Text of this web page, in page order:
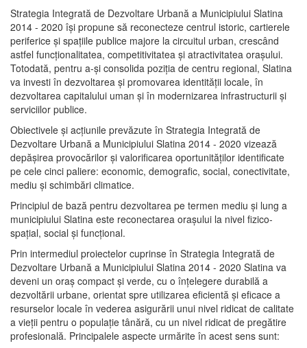
Strategia Integrată de Dezvoltare Urbană a Municipiului Slatina
2014 - 2020 își propune să reconecteze centrul istoric, cartierele
periferice şi spaţiile publice majore la circuitul urban, crescând
astfel funcţionalitatea, competitivitatea şi atractivitatea oraşului.
Totodată, pentru a-şi consolida poziţia de centru regional, Slatina
va investi în dezvoltarea şi promovarea identităţii locale, în
dezvoltarea capitalului uman şi în modernizarea infrastructurii şi
serviciilor publice.
Obiectivele şi acţiunile prevăzute în Strategia Integrată de
Dezvoltare Urbană a Municipiului Slatina 2014 - 2020 vizează
depășirea provocărilor şi valorificarea oportunităţilor identificate
pe cele cinci paliere: economic, demografic, social, conectivitate,
mediu şi schimbări climatice.
Principiul de bază pentru dezvoltarea pe termen mediu şi lung a
municipiului Slatina este reconectarea oraşului la nivel fizico-
spaţial, social şi funcţional.
Prin intermediul proiectelor cuprinse în Strategia Integrată de
Dezvoltare Urbană a Municipiului Slatina 2014 - 2020 Slatina va
deveni un oraş compact şi verde, cu o înţelegere durabilă a
dezvoltării urbane, orientat spre utilizarea eficientă şi eficace a
resurselor locale în vederea asigurării unui nivel ridicat de calitate
a vieţii pentru o populaţie tânără, cu un nivel ridicat de pregătire
profesională. Principalele aspecte urmărite în acest sens sunt: